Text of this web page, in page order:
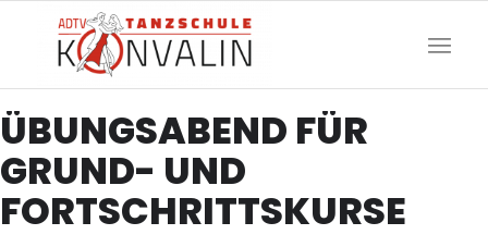
ÜBUNGSABEND FÜR
GRUND- UND
FORTSCHRITTSKURSE